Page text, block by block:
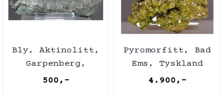
Bly, Aktinolitt,
Garpenberg,
Sverige
500,-
Pyromorfitt, Bad
Ems, Tyskland
4.900,-